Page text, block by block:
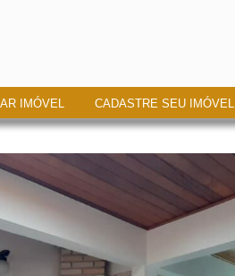
IMÓVEL CADASTRE SEU IMÓVEL